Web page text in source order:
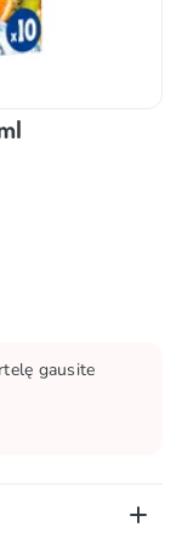
gausite